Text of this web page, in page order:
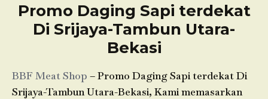
Promo Daging Sapi terdekat
Di Srijaya-Tambun Utara-
Bekasi
BBF Meat Shop – Promo Daging Sapi terdekat Di
Srijaya-Tambun Utara-Bekasi, Kami memasarkan